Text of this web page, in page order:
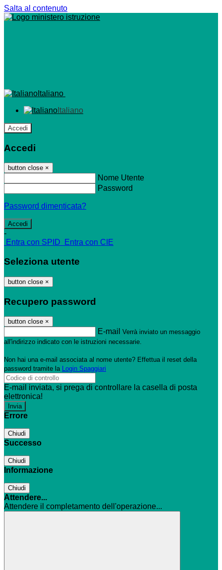
Salta al contenuto
Italiano
Italiano
Accedi
Accedi
button close ×
Nome Utente
Password
Password dimenticata?
-
Entra con SPID
Entra con CIE
Seleziona utente
button close ×
Recupero password
button close ×
E-mail Verrà inviato un messaggio
all'indirizzo indicato con le istruzioni necessarie.
Non hai una e-mail associata al nome utente? Effettua il reset della
password tramite la Login Spaggiari
E-mail inviata, si prega di controllare la casella di posta
elettronica!
Errore
Chiudi
Successo
Chiudi
Informazione
Chiudi
Attendere...
Attendere il completamento dell'operazione...